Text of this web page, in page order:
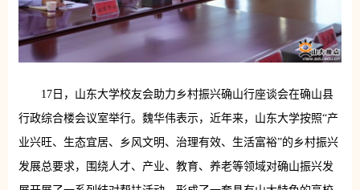
17日，山东大学校友会助力乡村振兴确山行座谈会在确山县
行政综合楼会议室举行。魏华伟表示，近年来，山东大学按照“产
业兴旺、生态宜居、乡风文明、治理有效、生活富裕”的乡村振兴
发展总要求，围绕人才、产业、教育、养老等领域对确山振兴发